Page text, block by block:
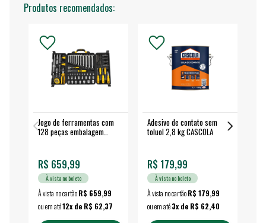
Produtos recomendados:
Jogo de ferramentas com
128 peças embalagem
R$ 659,99
À vista no boleto
À vista no cartãoR$ 659,99
ou em até12x de R$ 62,37
Adesivo de contato sem
toluol 2,8 kg CASCOLA
R$ 179,99
À vista no boleto
À vista no cartãoR$ 179,99
ou em até3x de R$ 62,40